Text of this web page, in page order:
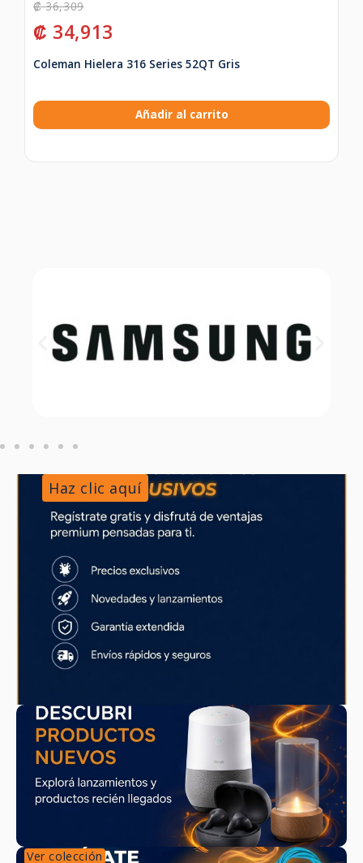
₡36,309
₡ 34,913
Coleman Hielera 316 Series 52QT Gris
Añadir al carrito
Haz clic aquí
Ver colección